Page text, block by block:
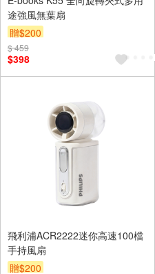
途強風無葉扇
贈$200
$ 459
$398
飛利浦ACR2222迷你高速100檔
手持風扇
贈$200